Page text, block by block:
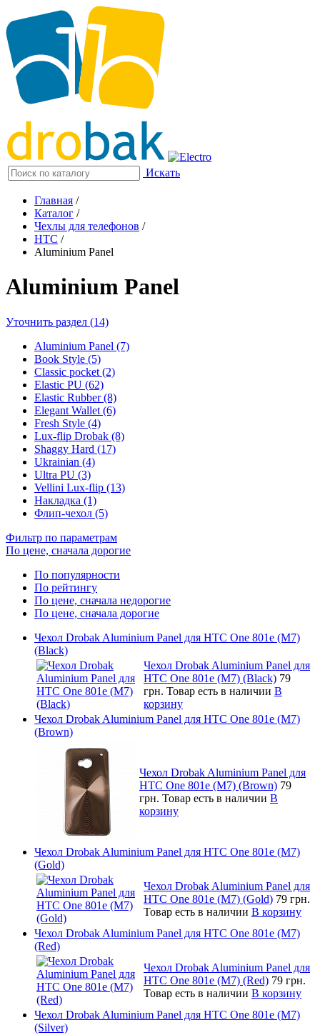
Искать
Главная /
Каталог /
Чехлы для телефонов /
HTC /
Aluminium Panel
Aluminium Panel
Уточнить раздел (14)
Aluminium Panel (7)
Book Style (5)
Classic pocket (2)
Elastic PU (62)
Elastic Rubber (8)
Elegant Wallet (6)
Fresh Style (4)
Lux-flip Drobak (8)
Shaggy Hard (17)
Ukrainian (4)
Ultra PU (3)
Vellini Lux-flip (13)
Накладка (1)
Флип-чехол (5)
Фильтр по параметрам
По цене, сначала дорогие
По популярности
По рейтингу
По цене, сначала недорогие
По цене, сначала дорогие
Чехол Drobak Aluminium Panel для HTC One 801e (M7)
(Black)
Чехол Drobak Aluminium Panel для
HTC One 801e (M7) (Black) 79
грн. Товар есть в наличии В
корзину
Чехол Drobak Aluminium Panel для HTC One 801e (M7)
(Brown)
Чехол Drobak Aluminium Panel для
HTC One 801e (M7) (Brown) 79
грн. Товар есть в наличии В
корзину
Чехол Drobak Aluminium Panel для HTC One 801e (M7)
(Gold)
Чехол Drobak Aluminium Panel для
HTC One 801e (M7) (Gold) 79 грн.
Товар есть в наличии В корзину
Чехол Drobak Aluminium Panel для HTC One 801e (M7)
(Red)
Чехол Drobak Aluminium Panel для
HTC One 801e (M7) (Red) 79 грн.
Товар есть в наличии В корзину
Чехол Drobak Aluminium Panel для HTC One 801e (M7)
(Silver)